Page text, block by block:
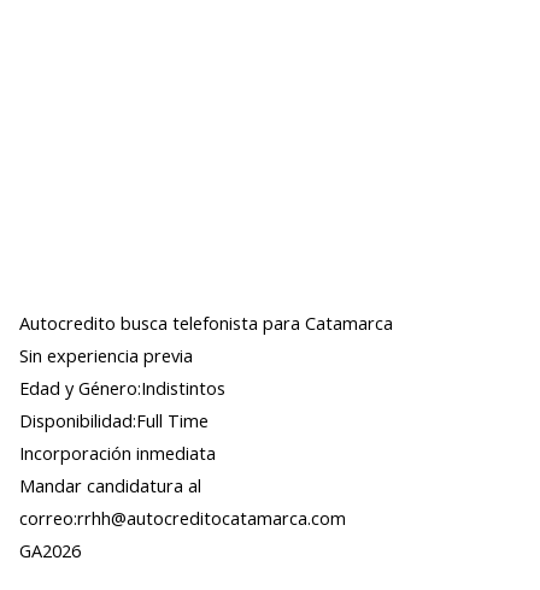
Autocredito busca telefonista para Catamarca
Sin experiencia previa
Edad y Género:Indistintos
Disponibilidad:Full Time
Incorporación inmediata
Mandar candidatura al
correo:rrhh@autocreditocatamarca.com
GA2026